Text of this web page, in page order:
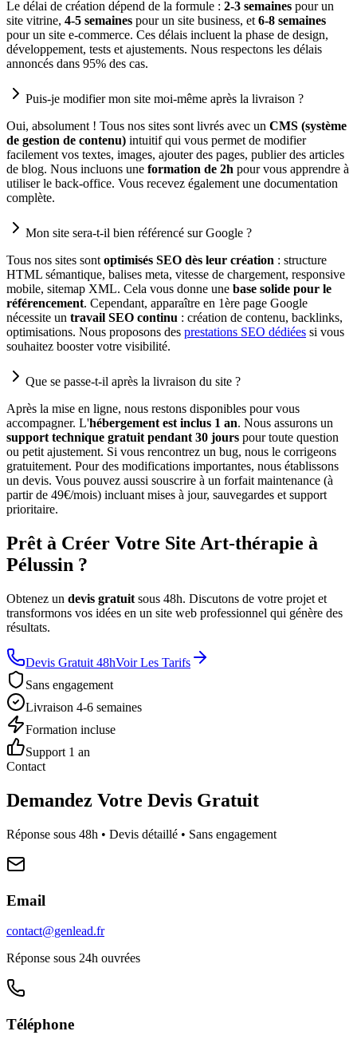
Le délai de création dépend de la formule : 2-3 semaines pour un
site vitrine, 4-5 semaines pour un site business, et 6-8 semaines
pour un site e-commerce. Ces délais incluent la phase de design,
développement, tests et ajustements. Nous respectons les délais
annoncés dans 95% des cas.
Puis-je modifier mon site moi-même après la livraison ?
Oui, absolument ! Tous nos sites sont livrés avec un CMS (système
de gestion de contenu) intuitif qui vous permet de modifier
facilement vos textes, images, ajouter des pages, publier des articles
de blog. Nous incluons une formation de 2h pour vous apprendre à
utiliser le back-office. Vous recevez également une documentation
complète.
Mon site sera-t-il bien référencé sur Google ?
Tous nos sites sont optimisés SEO dès leur création : structure
HTML sémantique, balises meta, vitesse de chargement, responsive
mobile, sitemap XML. Cela vous donne une base solide pour le
référencement. Cependant, apparaître en 1ère page Google
nécessite un travail SEO continu : création de contenu, backlinks,
optimisations. Nous proposons des prestations SEO dédiées si vous
souhaitez booster votre visibilité.
Que se passe-t-il après la livraison du site ?
Après la mise en ligne, nous restons disponibles pour vous
accompagner. L'hébergement est inclus 1 an. Nous assurons un
support technique gratuit pendant 30 jours pour toute question
ou petit ajustement. Si vous rencontrez un bug, nous le corrigeons
gratuitement. Pour des modifications importantes, nous établissons
un devis. Vous pouvez aussi souscrire à un forfait maintenance (à
partir de 49€/mois) incluant mises à jour, sauvegardes et support
prioritaire.
Prêt à Créer Votre Site Art-thérapie à
Pélussin ?
Obtenez un devis gratuit sous 48h. Discutons de votre projet et
transformons vos idées en un site web professionnel qui génère des
résultats.
Devis Gratuit 48hVoir Les Tarifs
Sans engagement
Livraison 4-6 semaines
Formation incluse
Support 1 an
Contact
Demandez Votre Devis Gratuit
Réponse sous 48h • Devis détaillé • Sans engagement
Email
contact@genlead.fr
Réponse sous 24h ouvrées
Téléphone